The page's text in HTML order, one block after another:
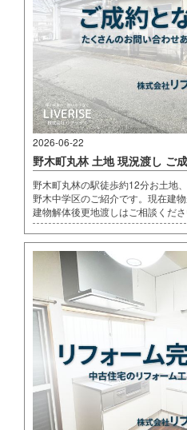
2026-06-22
野木町丸林 土地 現況渡し ご
野木町丸林の駅徒歩約12分お土地
野木中学区のご紹介です。現在建
建物解体後更地渡しはご相談くだ